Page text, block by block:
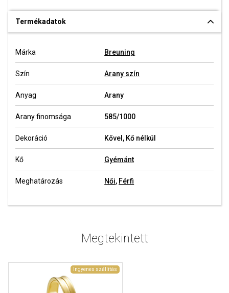
Termékadatok
Márka Breuning
Szín Arany szín
Anyag Arany
Arany finomsága 585/1000
Dekoráció Kővel, Kő nélkül
Kő Gyémánt
Meghatározás Női, Férfi
Megtekintett
Ingyenes szállítás